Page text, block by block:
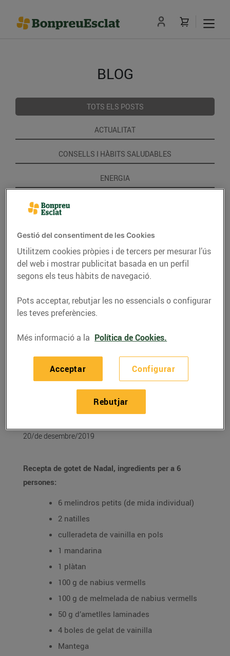
BLOG
TOTS ELS POSTS
ACTUALITAT
CONSELLS I HÀBITS SALUDABLES
ENERGIA
GASTRONOMIA I TRADICIONS
RECEPTES
Recepta de gotet de
20/de desembre/2019
Recepta de gotet de Nadal, ingredients per a 6
persones:
6 melindros petits (de mida individual)
2 natilles
culleradeta de vainilla en pols
1 mandarina
1 plàtan
100 g de nabius vermells
100 g de melmelada de nabius vermells
50 g d’ametlles laminades
4 boles de gelat de vainilla
Mantega
Gestió del consentiment de les Cookies
Utilitzem cookies pròpies i de tercers per mesurar l’ús
del web i mostrar publicitat basada en un perfil
segons els teus hàbits de navegació.
Pots acceptar, rebutjar les no essencials o configurar
les teves preferències.
Més informació a la Política de Cookies.
Configurar
Rebutjar
Acceptar